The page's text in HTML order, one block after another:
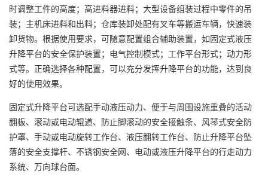
时调整工件的高度；高进料器进料；大型设备组装过程中零件的吊
装；主机床进料和出料；仓库装卸处配有叉车等搬运车辆，快速装
卸货物。根据使用要求，可随意配置组合辅助装置，如固定式液压
升降平台的安全保护装置；电气控制模式；工作平台形式；动力形
式等。正确选择各种配置，可以充分发挥升降平台的功能，达到良
好的使用效果。
固定式升降平台可选配手动液压动力、便于与周围设施重叠的活动
翻板、滚动或电动辊道、防止脚滚动的安全接触条、风琴式安全防
护罩、手动或电动旋转工作台、液压翻转工作台、防止升降平台坠
落的安全支撑杆、不锈钢安全网、电动或液压升降平台的行走动力
系统、万向球台面。